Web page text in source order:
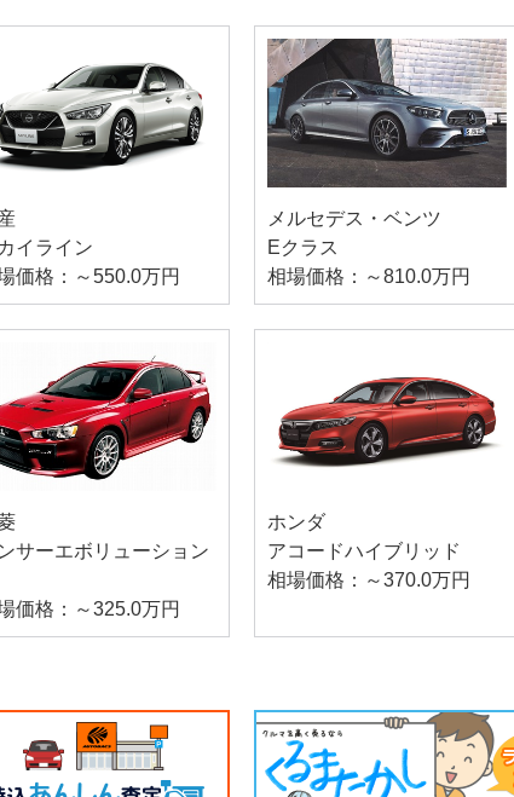
イライン
価格：～550.0万円
メルセデス・ベンツ
Eクラス
相場価格：～810.0万円
サーエボリューション
価格：～325.0万円
ホンダ
アコードハイブリッド
相場価格：～370.0万円